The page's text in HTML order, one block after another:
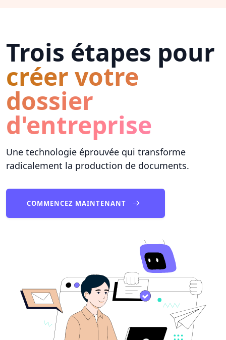
Trois étapes pour
créer votre
dossier
d'entreprise
Une technologie éprouvée qui transforme
radicalement la production de documents.
COMMENCEZ MAINTENANT